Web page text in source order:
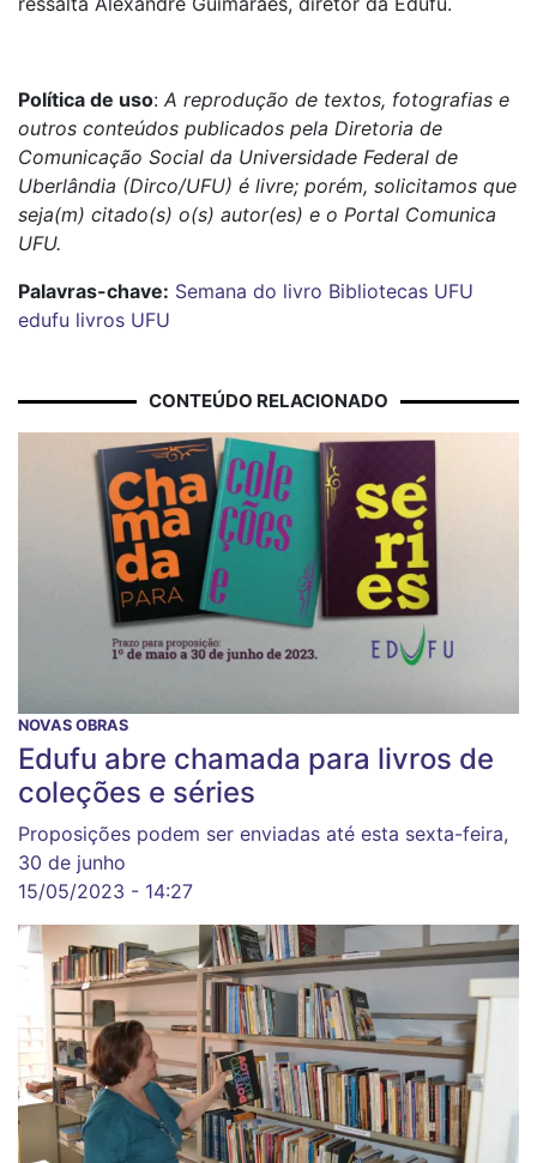
Política de uso: A reprodução de textos, fotografias e
outros conteúdos publicados pela Diretoria de
Comunicação Social da Universidade Federal de
Uberlândia (Dirco/UFU) é livre; porém, solicitamos que
seja(m) citado(s) o(s) autor(es) e o Portal Comunica
UFU.
Palavras-chave: Semana do livro Bibliotecas UFU
edufu livros UFU
CONTEÚDO RELACIONADO
NOVAS OBRAS
Edufu abre chamada para livros de
coleções e séries
Proposições podem ser enviadas até esta sexta-feira,
30 de junho
15/05/2023 - 14:27